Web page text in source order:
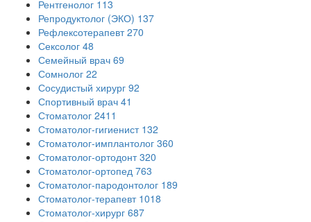
Рентгенолог 113
Репродуктолог (ЭКО) 137
Рефлексотерапевт 270
Сексолог 48
Семейный врач 69
Сомнолог 22
Сосудистый хирург 92
Спортивный врач 41
Стоматолог 2411
Стоматолог-гигиенист 132
Стоматолог-имплантолог 360
Стоматолог-ортодонт 320
Стоматолог-ортопед 763
Стоматолог-пародонтолог 189
Стоматолог-терапевт 1018
Стоматолог-хирург 687